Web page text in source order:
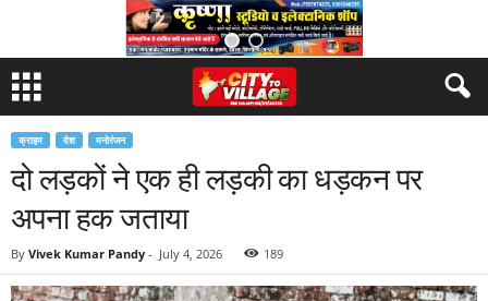
क्राइम देश मनोरंजन
दो लड़कों ने एक ही लड़की का धड़कन पर
अपना हक जताया
By Vivek Kumar Pandy - July 4, 2026 189